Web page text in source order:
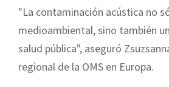
"La contaminación acústica no
medioambiental, sino también
salud pública", aseguró
regional de la OMS en Europa.